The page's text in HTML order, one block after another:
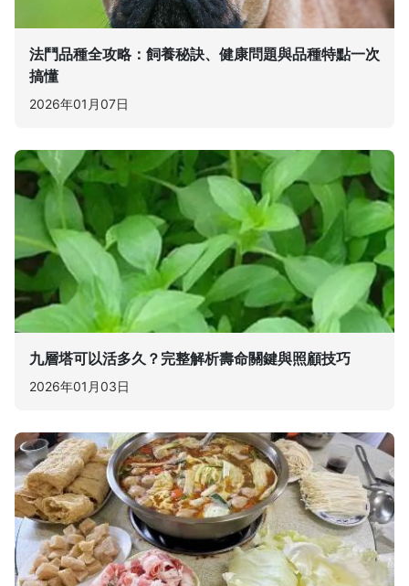
法鬥品種全攻略：飼養秘訣、健康問題與品種特點一次
搞懂
2026年01月07日
九層塔可以活多久？完整解析壽命關鍵與照顧技巧
2026年01月03日